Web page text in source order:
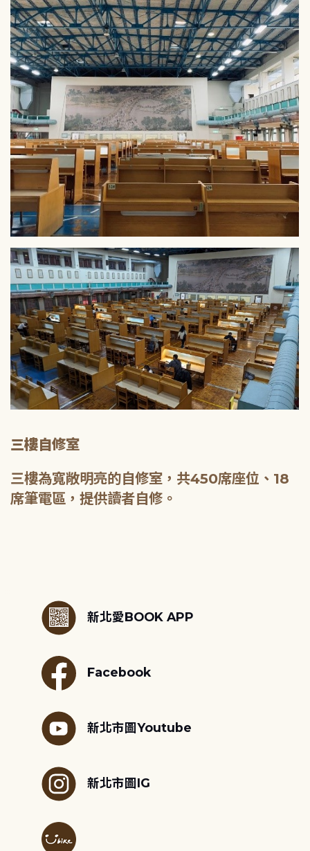
三樓自修室
三樓為寬敞明亮的自修室，共450席座位、18
席筆電區，提供讀者自修。
新北愛BOOK APP
Facebook
新北市圖Youtube
新北市圖IG